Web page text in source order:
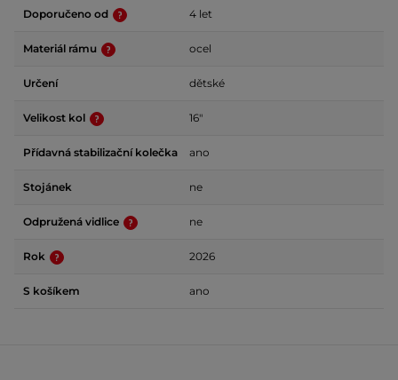
Doporučeno od 4 let
Materiál rámu ocel
Určení dětské
Velikost kol 16"
Přídavná stabilizační kolečka ano
Stojánek ne
Odpružená vidlice ne
Rok 2026
S košíkem ano